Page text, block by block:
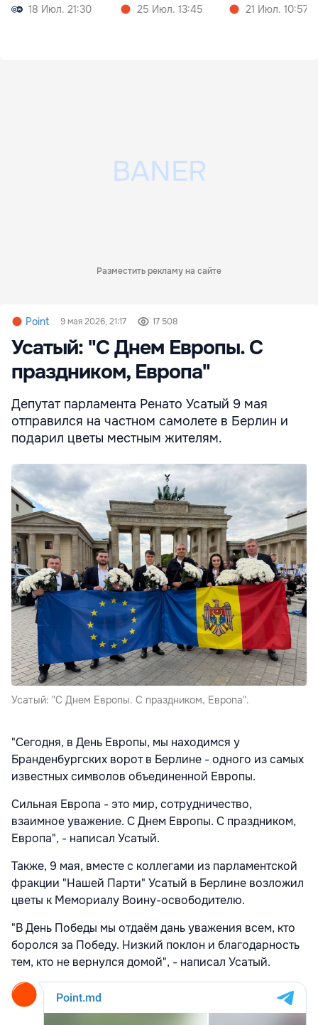
18 Июл. 21:30 25 Июл. 13:45 21 Июл. 10:57
Разместить рекламу на сайте
Point 9 мая 2026, 21:17 17 508
Усатый: "С Днем Европы. С
праздником, Европа"
Депутат парламента Ренато Усатый 9 мая
отправился на частном самолете в Берлин и
подарил цветы местным жителям.
Усатый: "С Днем Европы. С праздником, Европа".
"Сегодня, в День Европы, мы находимся у
Бранденбургских ворот в Берлине - одного из самых
известных символов объединенной Европы.
Сильная Европа - это мир, сотрудничество,
взаимное уважение. С Днем Европы. С праздником,
Европа", - написал Усатый.
Также, 9 мая, вместе с коллегами из парламентской
фракции "Нашей Парти" Усатый в Берлине возложил
цветы к Мемориалу Воину-освободителю.
"В День Победы мы отдаём дань уважения всем, кто
боролся за Победу. Низкий поклон и благодарность
тем, кто не вернулся домой", - написал Усатый.